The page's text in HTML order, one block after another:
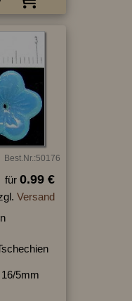
Best.Nr.:50176
für 0.99 €
Versand
5mm